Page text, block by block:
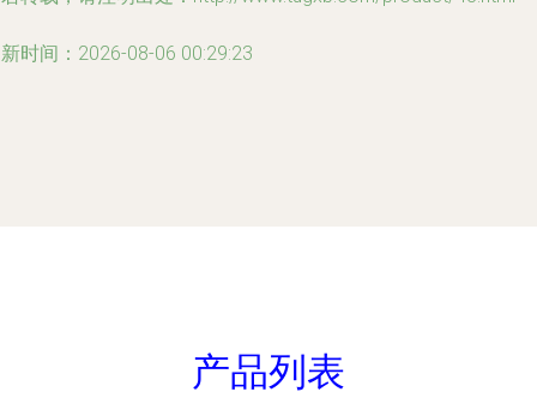
时间：2026-08-06 00:29:23
产品列表